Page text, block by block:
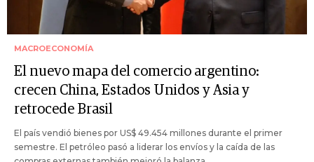
MACROECONOMÍA
El nuevo mapa del comercio argentino:
crecen China, Estados Unidos y Asia y
retrocede Brasil
El país vendió bienes por US$ 49.454 millones durante el primer
semestre. El petróleo pasó a liderar los envíos y la caída de las